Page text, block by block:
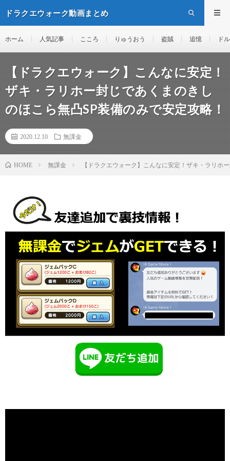
ドラクエウォーク動画まとめ
ホーム 人気記事 こころ りゅうおう 盗賊 追憶 ド
【ドラクエウォーク】こんなに安定！
ザキ・ラリホー封じであくまのきし
のほこら無凸SP装備のみで安定攻略！
2020.12.10 無課金
HOME 無課金 【ドラクエウォーク】こんなに安定！ザキ・ラリホ